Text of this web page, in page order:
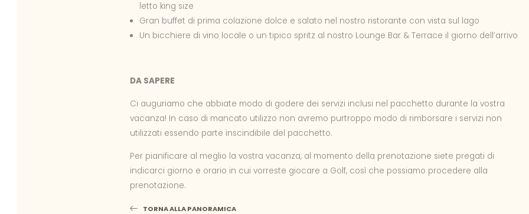
letto king size
Gran buffet di prima colazione dolce e salato nel nostro ristorante con vista sul lago
Un bicchiere di vino locale o un tipico spritz al nostro Lounge Bar & Terrace il giorno dell’arrivo
DA SAPERE
Ci auguriamo che abbiate modo di godere dei servizi inclusi nel pacchetto durante la vostra
vacanza! In caso di mancato utilizzo non avremo purtroppo modo di rimborsare i servizi non
utilizzati essendo parte inscindibile del pacchetto.
Per pianificare al meglio la vostra vacanza, al momento della prenotazione siete pregati di
indicarci giorno e orario in cui vorreste giocare a Golf, così che possiamo procedere alla
prenotazione.
TORNA ALLA PANORAMICA